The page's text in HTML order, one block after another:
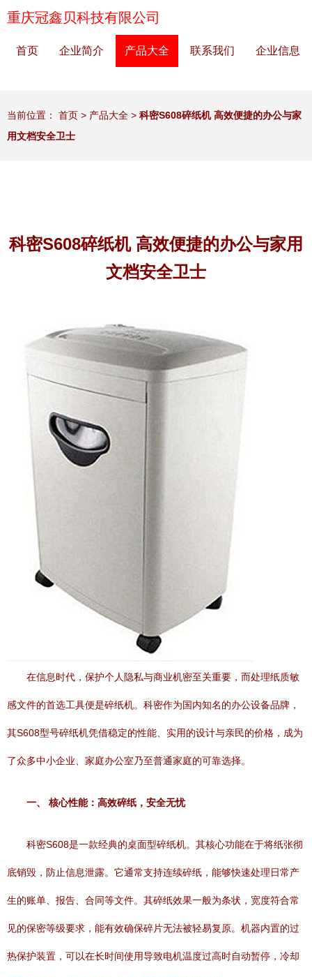
重庆冠鑫贝科技有限公司
首页 企业简介 产品大全 联系我们 企业信息
当前位置： 首页 > 产品大全 > 科密S608碎纸机 高效便捷的办公与家
用文档安全卫士
科密S608碎纸机 高效便捷的办公与家用
文档安全卫士
在信息时代，保护个人隐私与商业机密至关重要，而处理纸质敏
感文件的首选工具便是碎纸机。科密作为国内知名的办公设备品牌，
其S608型号碎纸机凭借稳定的性能、实用的设计与亲民的价格，成为
了众多中小企业、家庭办公室乃至普通家庭的可靠选择。
一、 核心性能：高效碎纸，安全无忧
科密S608是一款经典的桌面型碎纸机。其核心功能在于将纸张彻
底销毁，防止信息泄露。它通常支持连续碎纸，能够快速处理日常产
生的账单、报告、合同等文件。其碎纸效果一般为条状，宽度符合常
见的保密等级要求，能有效确保碎片无法被轻易复原。机器内置的过
热保护装置，可以在长时间使用导致电机温度过高时自动暂停，冷却